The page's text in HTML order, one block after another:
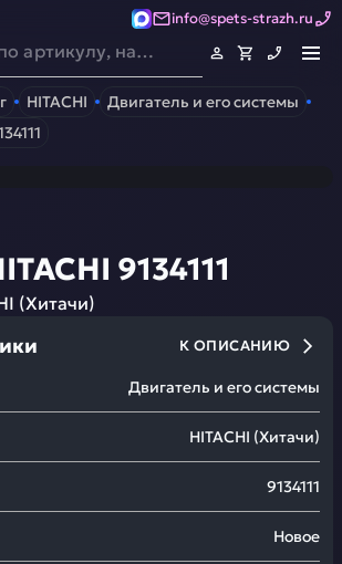
info@spets-strazh.ru
для спецтехники
HITACHI
Двигатель и его системы
9134111
(Хитачи)
К ОПИСАНИЮ
Двигатель и его системы
HITACHI (Хитачи)
9134111
Новое